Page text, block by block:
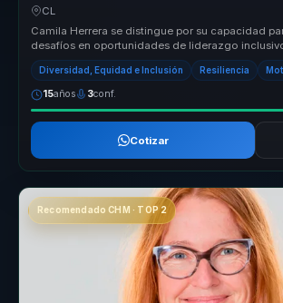
CL
Camila Herrera se distingue por su capacidad
desafíos en oportunidades de liderazgo
único combina ...
Diversidad, Equidad e Inclusión Resiliencia
15años 3conf.
Cotizar
Recomendado CHM · TOP 2